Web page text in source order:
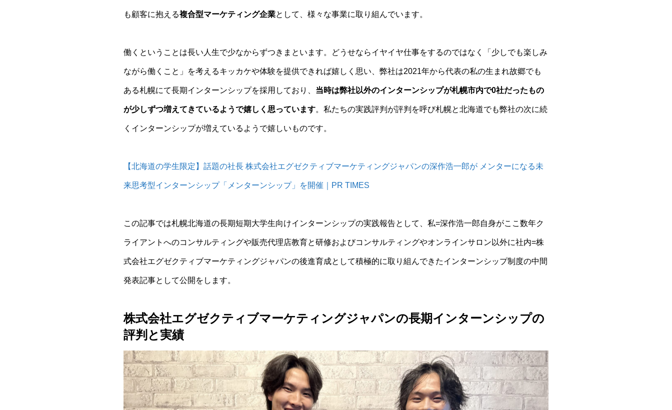
も顧客に抱える複合型マーケティング企業として、様々な事業に取り組んでいます。
働くということは長い人生で少なからずつきまといます。どうせならイヤイヤ仕事をするのではなく「少しでも楽しみ
ながら働くこと」を考えるキッカケや体験を提供できれば嬉しく思い、弊社は2021年から代表の私の生まれ故郷でも
ある札幌にて長期インターンシップを採用しており、 当時は弊社以外のインターンシップが札幌市内で0社だったもの
が少しずつ増えてきているようで嬉しく思っています。私たちの実践評判が評判を呼び札幌と北海道でも弊社の次に続
くインターンシップが増えているようで嬉しいものです。
【北海道の学生限定】話題の社長 株式会社エグゼクティブマーケティングジャパンの深作浩一郎が メンターになる未
来思考型インターンシップ「メンターンシップ」を開催｜PR TIMES
この記事では札幌北海道の長期短期大学生向けインターンシップの実践報告として、私=深作浩一郎自身がここ数年ク
ライアントへのコンサルティングや販売代理店教育と研修およびコンサルティングやオンラインサロン以外に社内=株
式会社エグゼクティブマーケティングジャパンの後進育成として積極的に取り組んできたインターンシップ制度の中間
発表記事として公開をします。
株式会社エグゼクティブマーケティングジャパンの長期インターンシップの
評判と実績